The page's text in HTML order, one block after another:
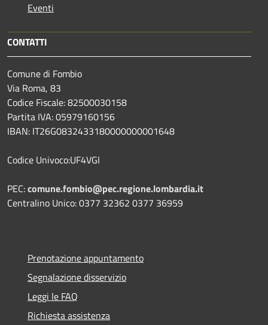
Eventi
CONTATTI
Comune di Fombio
Via Roma, 83
Codice Fiscale: 82500030158
Partita IVA: 05979160156
IBAN: IT26G0832433180000000001648
Codice Univoco:UF4VGI
PEC:comune.fombio@pec.regione.lombardia.it
Centralino Unico: 0377 32362 0377 36959
Prenotazione appuntamento
Segnalazione disservizio
Leggi le FAQ
Richiesta assistenza